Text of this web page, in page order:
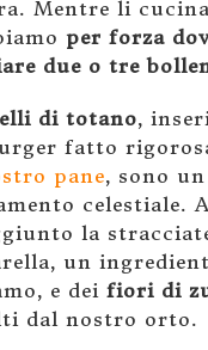
Mentre li
per forza
due o tre
di totano,
fatto
pane, sono un
celestiale.
la
un
e dei fiori di
dal nostro orto.